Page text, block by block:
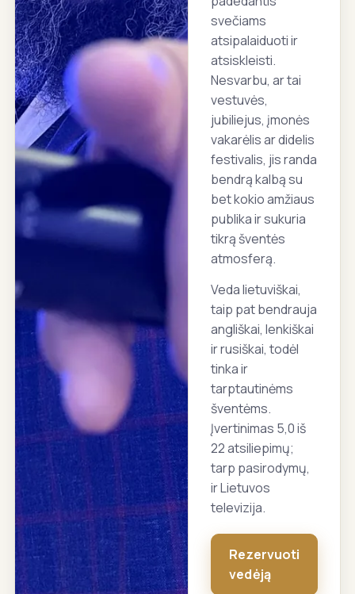
svečiams
atsipalaiduoti ir
atsiskleisti.
Nesvarbu, ar tai
vestuvės,
jubiliejus, įmonės
vakarėlis ar didelis
festivalis, jis randa
bendrą kalbą su
bet kokio amžiaus
publika ir sukuria
tikrą šventės
atmosferą.
Veda lietuviškai,
taip pat bendrauja
angliškai, lenkiškai
ir rusiškai, todėl
tinka ir
tarptautinėms
šventėms.
Įvertinimas 5,0 iš
22 atsiliepimų;
tarp pasirodymų,
ir Lietuvos
televizija.
Rezervuoti
vedėją